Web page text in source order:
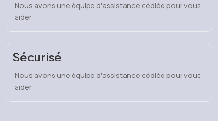
Nous avons une équipe d'assistance dédiée pour vous
aider
Sécurisé
Nous avons une équipe d'assistance dédiée pour vous
aider